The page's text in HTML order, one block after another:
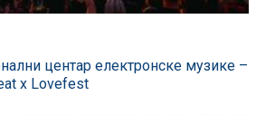
центар електронске музике –
x Lovefest